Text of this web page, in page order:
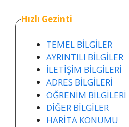
Hızlı Gezinti
TEMEL BİLGİLER
AYRINTILI BİLGİLER
İLETİŞİM BİLGİLERİ
ADRES BİLGİLERİ
ÖĞRENİM BİLGİLERİ
DİĞER BİLGİLER
HARİTA KONUMU